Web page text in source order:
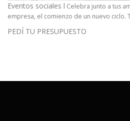
Eventos sociales l Celebra junto a tus
empresa, el comienzo de un nuevo ciclo.
PEDÍ TU PRESUPUESTO